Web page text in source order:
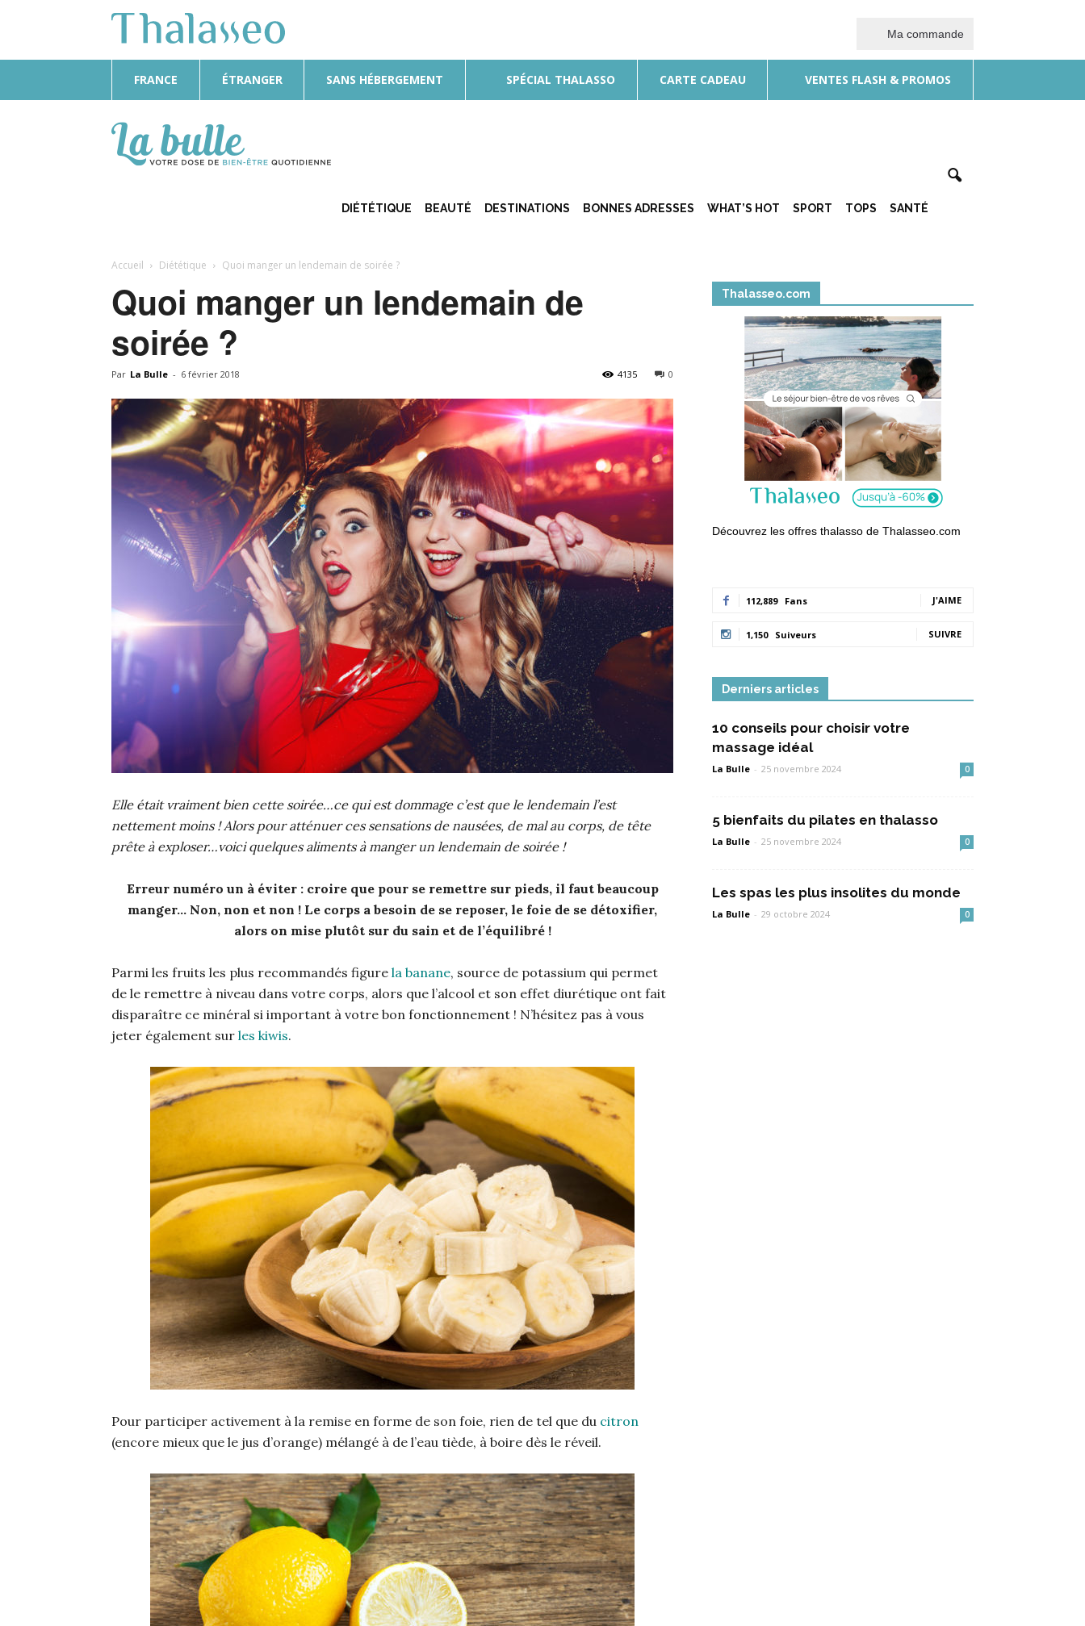
Ma commande
FRANCE ÉTRANGER SANS HÉBERGEMENT SPÉCIAL THALASSO CARTE CADEAU VENTES FLASH & PROMOS
Bulle
DIÉTÉTIQUE BEAUTÉ DESTINATIONS BONNES ADRESSES WHAT’S HOT SPORT TOPS SANTÉ
Accueil Diététique Quoi manger un lendemain de soirée ?
Quoi manger un lendemain de
soirée ?
Par La Bulle - 6 février 2018 0
4135
Elle était vraiment bien cette soirée…ce qui est dommage c’est que le lendemain l’est
nettement moins ! Alors pour atténuer ces sensations de nausées, de mal au corps, de tête
prête à exploser…voici quelques aliments à manger un lendemain de soirée !
Erreur numéro un à éviter : croire que pour se remettre sur pieds, il faut beaucoup
manger… Non, non et non ! Le corps a besoin de se reposer, le foie de se détoxifier,
alors on mise plutôt sur du sain et de l’équilibré !
Parmi les fruits les plus recommandés figure la banane, source de potassium qui permet
de le remettre à niveau dans votre corps, alors que l’alcool et son effet diurétique ont fait
disparaître ce minéral si important à votre bon fonctionnement ! N’hésitez pas à vous
jeter également sur les kiwis.
Pour participer activement à la remise en forme de son foie, rien de tel que du citron
(encore mieux que le jus d’orange) mélangé à de l’eau tiède, à boire dès le réveil.
Thalasseo.com
Découvrez les offres thalasso de Thalasseo.com
112,889 Fans J'AIME
1,150 Suiveurs SUIVRE
Derniers articles
10 conseils pour choisir votre
massage idéal
La Bulle - 25 novembre 2024 0
5 bienfaits du pilates en thalasso
La Bulle - 25 novembre 2024 0
Les spas les plus insolites du monde
La Bulle - 29 octobre 2024 0